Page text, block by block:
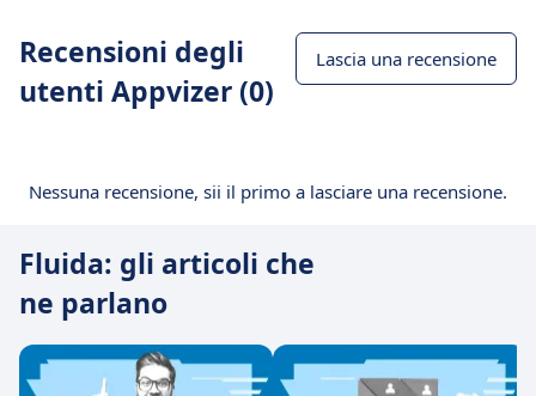
Recensioni degli
utenti Appvizer (0)
Lascia una recensione
Nessuna recensione, sii il primo a lasciare una recensione.
Fluida: gli articoli che
ne parlano